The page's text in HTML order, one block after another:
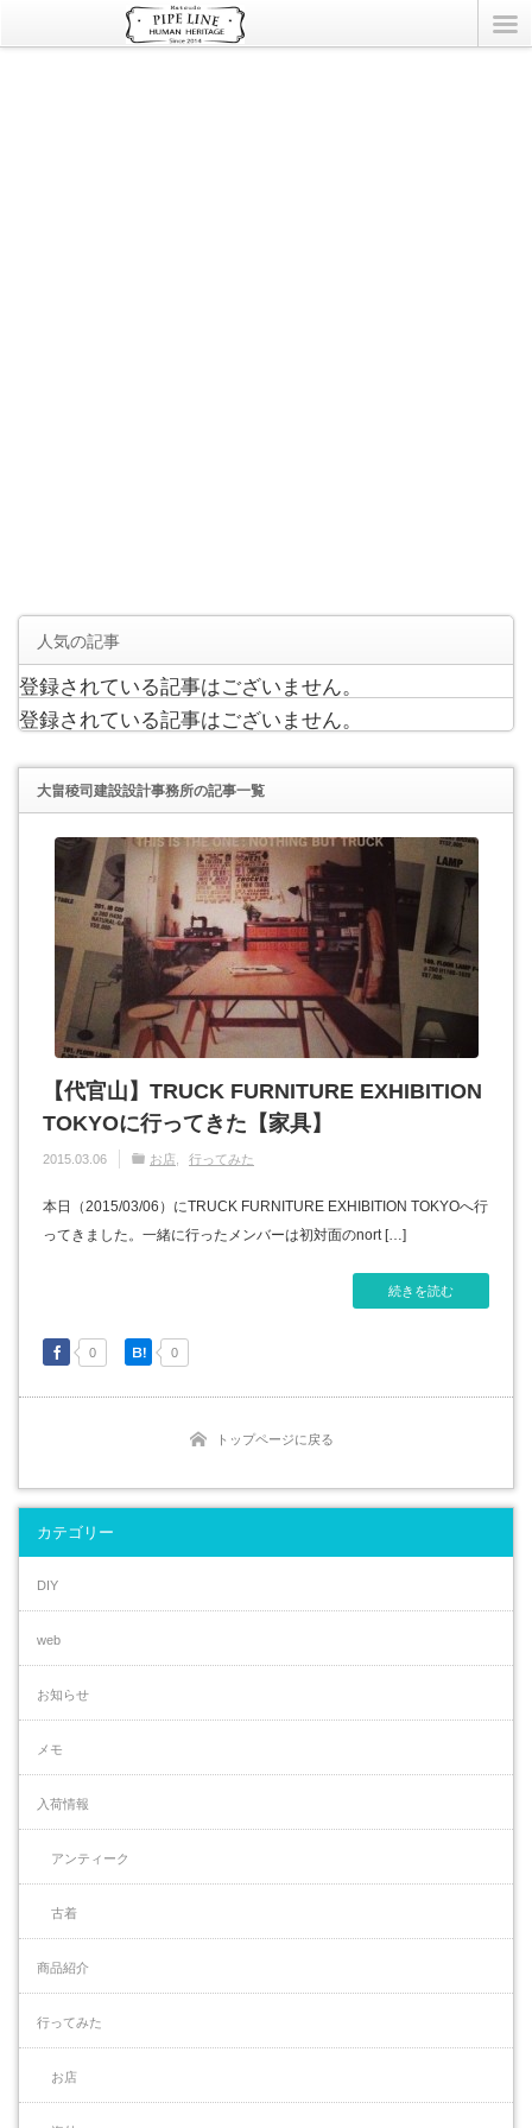
人気の記事
登録されている記事はございません。
登録されている記事はございません。
大畠稜司建設設計事務所の記事一覧
【代官山】TRUCK FURNITURE EXHIBITION
TOKYOに行ってきた【家具】
2015.03.06 お店 行ってみた
本日（2015/03/06）にTRUCK FURNITURE EXHIBITION TOKYOへ行
ってきました。一緒に行ったメンバーは初対面のnort […]
続きを読む
0 0
トップページに戻る
カテゴリー
DIY
web
お知らせ
メモ
入荷情報
アンティーク
古着
商品紹介
行ってみた
お店